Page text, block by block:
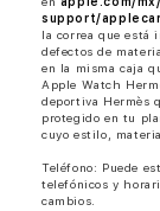
support/
la correa que está
defectos de
en la misma caja
Apple Watch
deportiva Hermès
protegido en tu
cuyo estilo,
Teléfono: Puede
telefónicos y
cambios.